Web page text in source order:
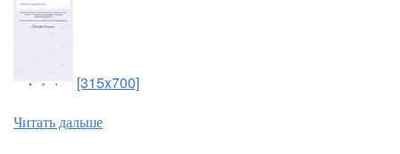
[315x700]
Читать дальше